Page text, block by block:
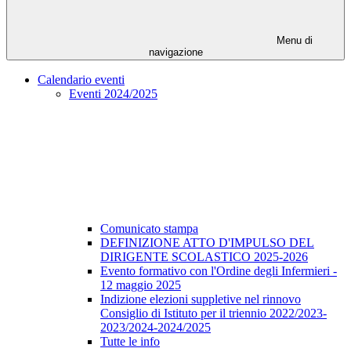
Menu di
navigazione
Calendario eventi
Eventi 2024/2025
Comunicato stampa
DEFINIZIONE ATTO D'IMPULSO DEL
DIRIGENTE SCOLASTICO 2025-2026
Evento formativo con l'Ordine degli Infermieri -
12 maggio 2025
Indizione elezioni suppletive nel rinnovo
Consiglio di Istituto per il triennio 2022/2023-
2023/2024-2024/2025
Tutte le info